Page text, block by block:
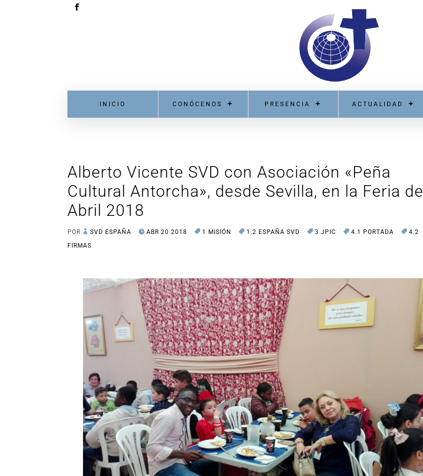
INICIO CONÓCENOS PRESENCIA ACTUALIDAD
Alberto Vicente SVD con Asociación «Peña
Cultural Antorcha», desde Sevilla, en la Feria de
Abril 2018
POR SVD ESPAÑA ABR 20 2018 1 MISIÓN 1.2 ESPAÑA SVD 3 JPIC 4.1 PORTADA
4.2
FIRMAS